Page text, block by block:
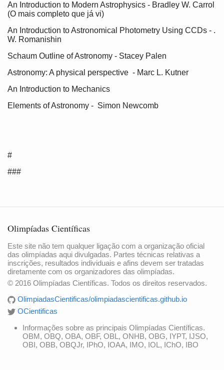
An Introduction to Modern Astrophysics - Bradley W. Carrol
(O mais completo que já vi)
An Introduction to Astronomical Photometry Using CCDs - .
W. Romanishin
Schaum Outline of Astronomy - Stacey Palen
Astronomy: A physical perspective - Marc L. Kutner
An Introduction to Mechanics
Elements of Astronomy - Simon Newcomb
#
###
Olimpíadas Científicas
Este site não tem qualquer ligação com a organização oficial
das olimpíadas aqui divulgadas. Partes técnicas relativas a
inscrições, resultados individuais e afins devem ser tratadas
diretamente com os organizadores das olimpíadas.
© 2016 Olimpíadas Científicas. Todos os direitos reservados.
OlimpiadasCientificas/olimpiadascientificas.github.io
OCientificas
Informações sobre as principais Olimpíadas Científicas.
OBM, OBQ, OBA, OBF, OBL, ONHB, OBG, IYPT, IJSO,
OBI, OBB, OBQJr, IPhO, IOAA, IMO, IOL, IChO, IBO